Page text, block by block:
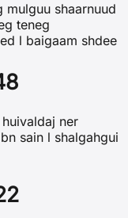
shaarnuud
teneg
l baigaam shdee
ner
sain l shalgahgui